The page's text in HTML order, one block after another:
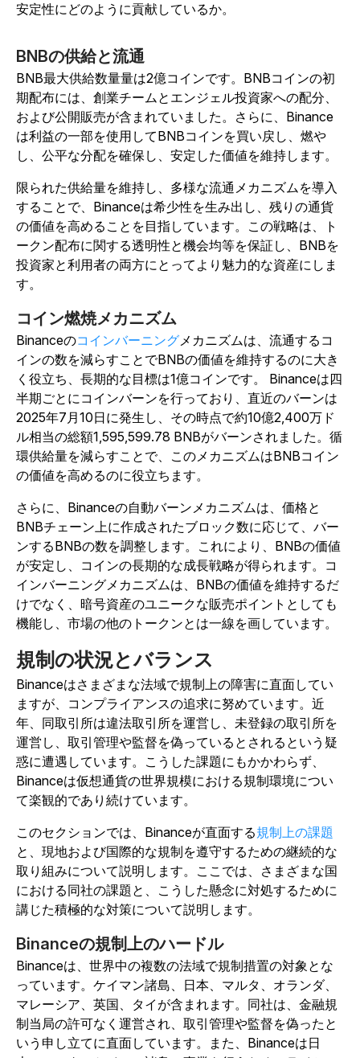
安定性にどのように貢献しているか。
BNBの供給と流通
BNB最大供給数量量は2億コインです。BNBコインの初
期配布には、創業チームとエンジェル投資家への配分、
および公開販売が含まれていました。さらに、Binance
は利益の一部を使用してBNBコインを買い戻し、燃や
し、公平な分配を確保し、安定した価値を維持します。
限られた供給量を維持し、多様な流通メカニズムを導入
することで、Binanceは希少性を生み出し、残りの通貨
の価値を高めることを目指しています。この戦略は、ト
ークン配布に関する透明性と機会均等を保証し、BNBを
投資家と利用者の両方にとってより魅力的な資産にしま
す。
コイン燃焼メカニズム
Binanceのコインバーニングメカニズムは、流通するコ
インの数を減らすことでBNBの価値を維持するのに大き
く役立ち、長期的な目標は1億コインです。
Binanceは四
半期ごとにコインバーンを行っており、直近のバーンは
2025年7月10日に発生し、その時点で約10億2,400万ド
ル相当の総額1,595,599.78 BNBがバーンされました。循
環供給量を減らすことで、このメカニズムはBNBコイン
の価値を高めるのに役立ちます。
さらに、Binanceの自動バーンメカニズムは、価格と
BNBチェーン上に作成されたブロック数に応じて、バー
ンするBNBの数を調整します。これにより、BNBの価値
が安定し、コインの長期的な成長戦略が得られます。コ
インバーニングメカニズムは、BNBの価値を維持するだ
けでなく、暗号資産のユニークな販売ポイントとしても
機能し、市場の他のトークンとは一線を画しています。
規制の状況とバランス
Binanceはさまざまな法域で規制上の障害に直面してい
ますが、コンプライアンスの追求に努めています。近
年、同取引所は違法取引所を運営し、未登録の取引所を
運営し、取引管理や監督を偽っているとされるという疑
惑に遭遇しています。こうした課題にもかかわらず、
Binanceは仮想通貨の世界規模における規制環境につい
て楽観的であり続けています。
このセクションでは、Binanceが直面する規制上の課題
と、現地および国際的な規制を遵守するための継続的な
取り組みについて説明します。ここでは、さまざまな国
における同社の課題と、こうした懸念に対処するために
講じた積極的な対策について説明します。
Binanceの規制上のハードル
Binanceは、世界中の複数の法域で規制措置の対象とな
っています。ケイマン諸島、日本、マルタ、オランダ、
マレーシア、英国、タイが含まれます。同社は、金融規
制当局の許可なく運営され、取引管理や監督を偽ったと
いう申し立てに直面しています。また、Binanceは日